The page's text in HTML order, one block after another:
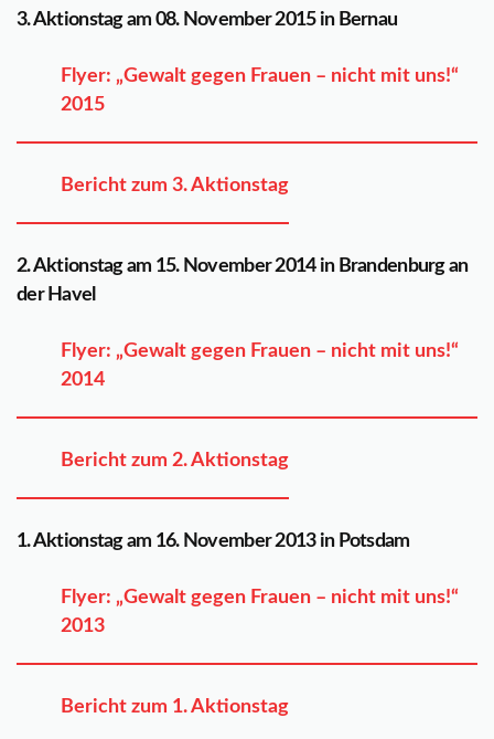
3. Aktionstag am 08. November 2015 in Bernau
Flyer: „Gewalt gegen Frauen – nicht mit uns!“
2015
Bericht zum 3. Aktionstag
2. Aktionstag am 15. November 2014 in Brandenburg an
der Havel
Flyer: „Gewalt gegen Frauen – nicht mit uns!“
2014
Bericht zum 2. Aktionstag
1. Aktionstag am 16. November 2013 in Potsdam
Flyer: „Gewalt gegen Frauen – nicht mit uns!“
2013
Bericht zum 1. Aktionstag